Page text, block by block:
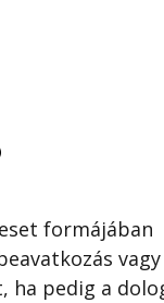
formájában
vagy
ha pedig a